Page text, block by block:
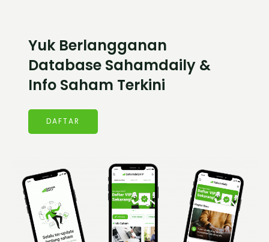
Yuk Berlangganan
Database Sahamdaily &
Info Saham Terkini
DAFTAR